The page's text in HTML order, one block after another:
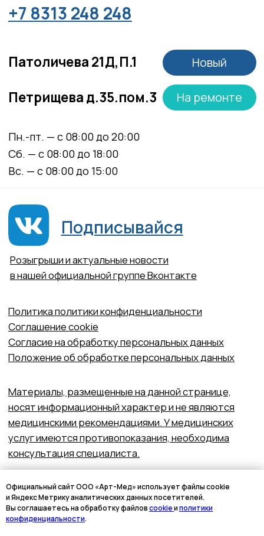
Официальный сайт ООО «Арт-Мед» использует файлы cookie
и Яндекс Метрику аналитических данных посетителей.
Вы соглашаетесь на обработку файловcookieиполитики
конфиденциальности.